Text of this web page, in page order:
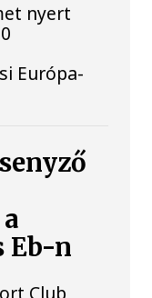
nyert
Európa-
Eb-n
Club